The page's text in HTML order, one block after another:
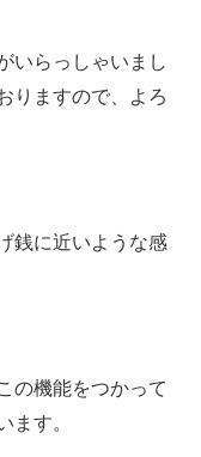
いらっしゃいまし
りますので、よろ
銭に近いような感
の機能をつかって
ます。